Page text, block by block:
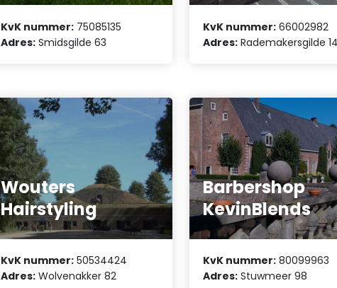
KvK nummer: 75085135
Adres: Smidsgilde 63
KvK nummer: 66002982
Adres: Rademakersgilde
Wouters
Hairstyling
KvK nummer: 50534424
Adres: Wolvenakker 82
Barbershop
KevinBlends
KvK nummer: 80099963
Adres: Stuwmeer 98